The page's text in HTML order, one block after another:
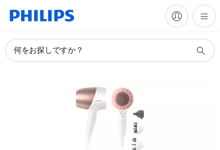
何をお探しですか？